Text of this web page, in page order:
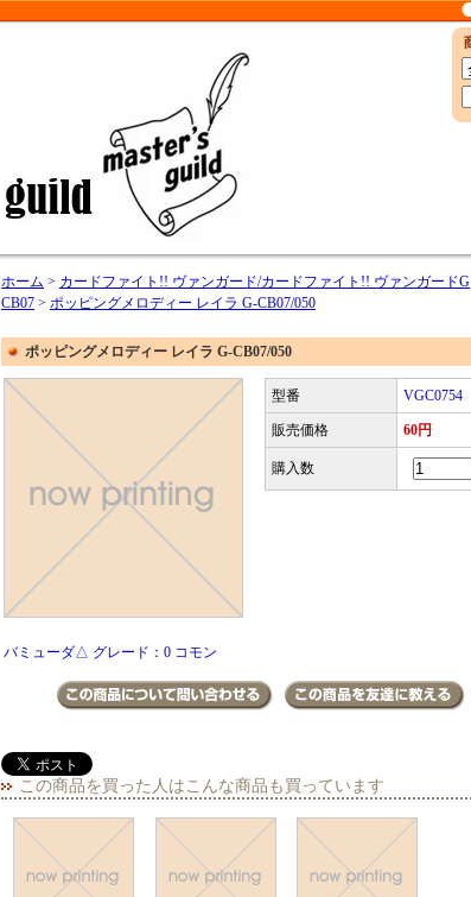
ホーム > カードファイト!! ヴァンガード/カードファイト!! ヴァンガードG
CB07 > ポッピングメロディー レイラ G-CB07/050
ポッピングメロディー レイラ G-CB07/050
型番 VGC0754
販売価格 60円
購入数
バミューダ△ グレード：0 コモン
この商品を買った人はこんな商品も買っています